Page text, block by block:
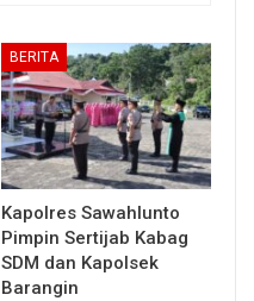
BERITA
Kapolres Sawahlunto
Pimpin Sertijab Kabag
SDM dan Kapolsek
Barangin